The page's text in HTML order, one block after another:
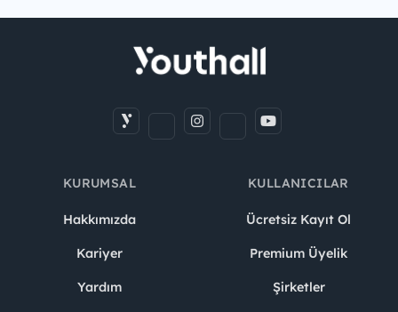
KURUMSAL
Hakkımızda
Kariyer
Yardım
KULLANICILAR
Ücretsiz Kayıt Ol
Premium Üyelik
Şirketler